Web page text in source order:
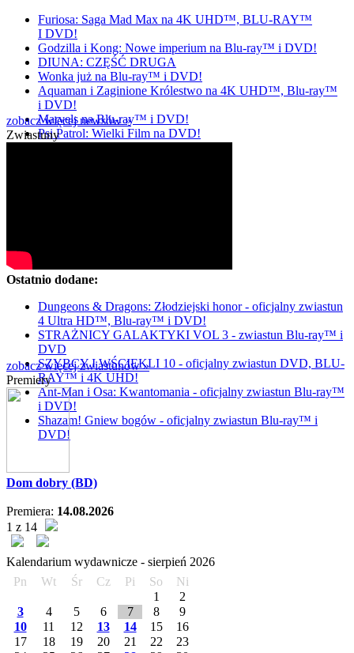
Furiosa: Saga Mad Max na 4K UHD™, BLU-RAY™
I DVD!
Godzilla i Kong: Nowe imperium na Blu-ray™ i DVD!
DIUNA: CZĘŚĆ DRUGA
Wonka już na Blu-ray™ i DVD!
Aquaman i Zaginione Królestwo na 4K UHD™, Blu-ray™
i DVD!
Marvels na Blu-ray™ i DVD!
Psi Patrol: Wielki Film na DVD!
zobacz więcej newsów »
Zwiastuny
Ostatnio dodane:
Dungeons & Dragons: Złodziejski honor - oficjalny zwiastun
4 Ultra HD™, Blu-ray™ i DVD!
STRAŻNICY GALAKTYKI VOL 3 - zwiastun Blu-ray™ i
DVD
SZYBCY I WŚCIEKLI 10 - oficjalny zwiastun DVD, BLU-
RAY™ i 4K UHD!
Ant-Man i Osa: Kwantomania - oficjalny zwiastun Blu-ray™
i DVD!
Shazam! Gniew bogów - oficjalny zwiastun Blu-ray™ i
DVD!
zobacz więcej zwiastunów »
Premiery
Dom dobry (BD)
Premiera: 14.08.2026
1 z 14
Kalendarium wydawnicze - sierpień 2026
Pn
Wt Śr Cz Pi So
Ni
1
2
3
4 5 6 7 8
9
10
11 12 13 14 15
16
17
18 19 20 21 22
23